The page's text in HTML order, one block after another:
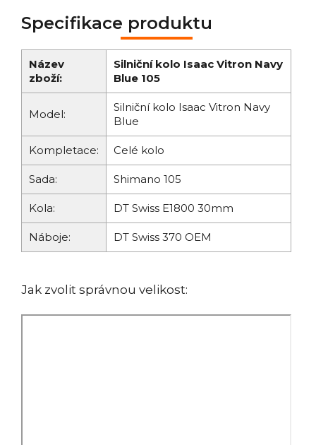
Specifikace produktu
Název
zboží:
Silniční kolo Isaac Vitron Navy
Blue 105
Model:
Silniční kolo Isaac Vitron Navy
Blue
Kompletace: Celé kolo
Sada: Shimano 105
Kola: DT Swiss E1800 30mm
Náboje: DT Swiss 370 OEM
Jak zvolit správnou velikost: